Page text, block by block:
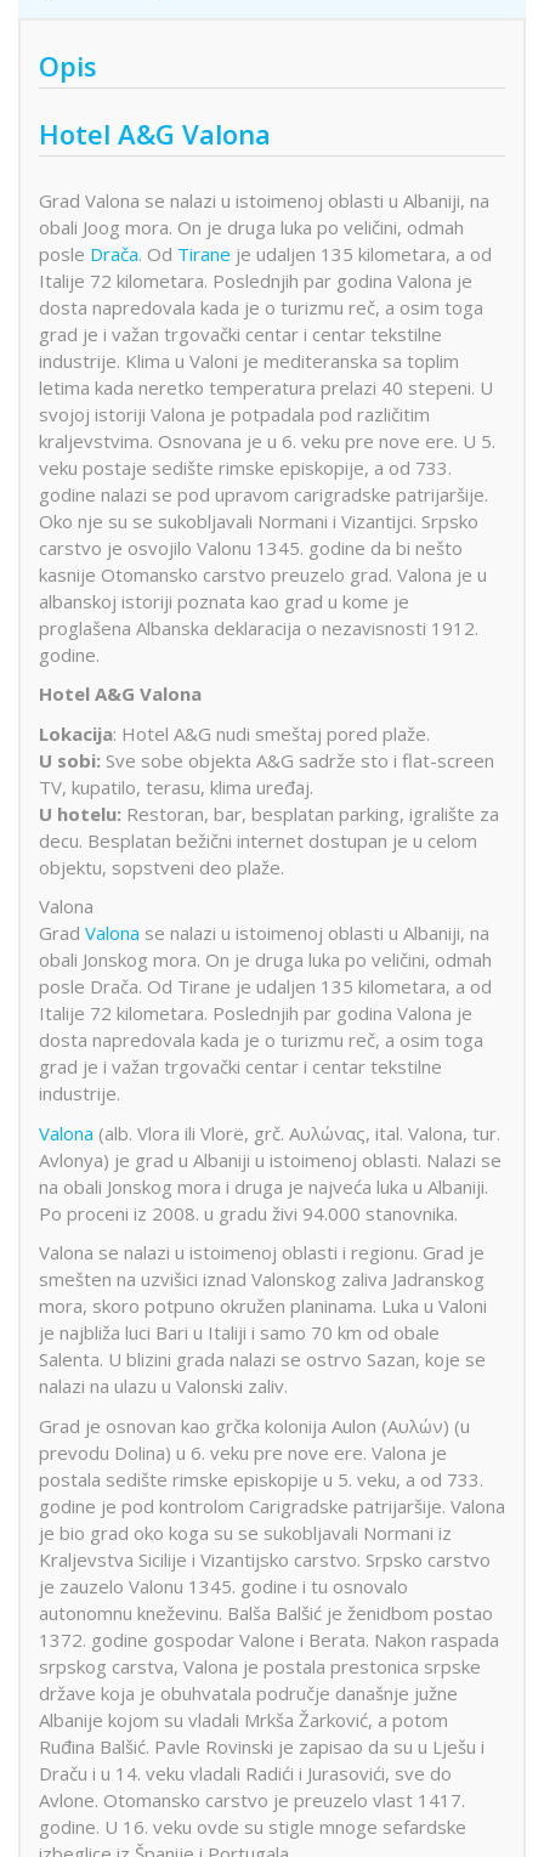
Opis
Hotel A&G Valona
Grad Valona se nalazi u istoimenoj oblasti u Albaniji, na
obali Joog mora. On je druga luka po veličini, odmah
posle Drača. Od Tirane je udaljen 135 kilometara, a od
Italije 72 kilometara. Poslednjih par godina Valona je
dosta napredovala kada je o turizmu reč, a osim toga
grad je i važan trgovački centar i centar tekstilne
industrije. Klima u Valoni je mediteranska sa toplim
letima kada neretko temperatura prelazi 40 stepeni. U
svojoj istoriji Valona je potpadala pod različitim
kraljevstvima. Osnovana je u 6. veku pre nove ere. U 5.
veku postaje sedište rimske episkopije, a od 733.
godine nalazi se pod upravom carigradske patrijaršije.
Oko nje su se sukobljavali Normani i Vizantijci. Srpsko
carstvo je osvojilo Valonu 1345. godine da bi nešto
kasnije Otomansko carstvo preuzelo grad. Valona je u
albanskoj istoriji poznata kao grad u kome je
proglašena Albanska deklaracija o nezavisnosti 1912.
godine.
Hotel A&G Valona
Lokacija: Hotel A&G nudi smeštaj pored plaže.
U sobi: Sve sobe objekta A&G sadrže sto i flat-screen
TV, kupatilo, terasu, klima uređaj.
U hotelu: Restoran, bar, besplatan parking, igralište za
decu. Besplatan bežični internet dostupan je u celom
objektu, sopstveni deo plaže.
Valona
Grad Valona se nalazi u istoimenoj oblasti u Albaniji, na
obali Jonskog mora. On je druga luka po veličini, odmah
posle Drača. Od Tirane je udaljen 135 kilometara, a od
Italije 72 kilometara. Poslednjih par godina Valona je
dosta napredovala kada je o turizmu reč, a osim toga
grad je i važan trgovački centar i centar tekstilne
industrije.
Valona (alb. Vlora ili Vlorë, grč. Αυλώνας, ital. Valona, tur.
Avlonya) je grad u Albaniji u istoimenoj oblasti. Nalazi se
na obali Jonskog mora i druga je najveća luka u Albaniji.
Po proceni iz 2008. u gradu živi 94.000 stanovnika.
Valona se nalazi u istoimenoj oblasti i regionu. Grad je
smešten na uzvišici iznad Valonskog zaliva Jadranskog
mora, skoro potpuno okružen planinama. Luka u Valoni
je najbliža luci Bari u Italiji i samo 70 km od obale
Salenta. U blizini grada nalazi se ostrvo Sazan, koje se
nalazi na ulazu u Valonski zaliv.
Grad je osnovan kao grčka kolonija Aulon (Αυλών) (u
prevodu Dolina) u 6. veku pre nove ere. Valona je
postala sedište rimske episkopije u 5. veku, a od 733.
godine je pod kontrolom Carigradske patrijaršije. Valona
je bio grad oko koga su se sukobljavali Normani iz
Kraljevstva Sicilije i Vizantijsko carstvo. Srpsko carstvo
je zauzelo Valonu 1345. godine i tu osnovalo
autonomnu kneževinu. Balša Balšić je ženidbom postao
1372. godine gospodar Valone i Berata. Nakon raspada
srpskog carstva, Valona je postala prestonica srpske
države koja je obuhvatala područje današnje južne
Albanije kojom su vladali Mrkša Žarković, a potom
Ruđina Balšić. Pavle Rovinski je zapisao da su u Lješu i
Draču i u 14. veku vladali Radići i Jurasovići, sve do
Avlone. Otomansko carstvo je preuzelo vlast 1417.
godine. U 16. veku ovde su stigle mnoge sefardske